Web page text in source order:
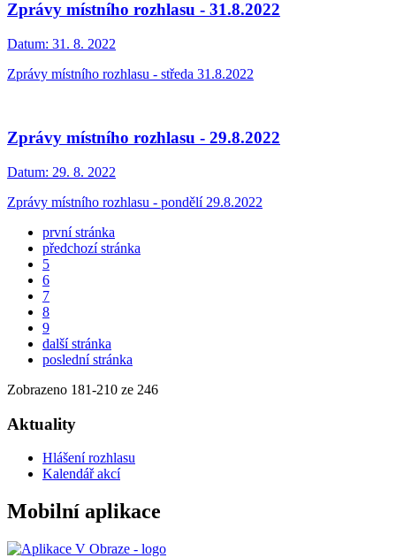
Zprávy místního rozhlasu - 31.8.2022
Datum: 31. 8. 2022
Zprávy místního rozhlasu - středa 31.8.2022
Zprávy místního rozhlasu - 29.8.2022
Datum: 29. 8. 2022
Zprávy místního rozhlasu - pondělí 29.8.2022
první stránka
předchozí stránka
5
6
7
8
9
další stránka
poslední stránka
Zobrazeno 181-210 ze 246
Aktuality
Hlášení rozhlasu
Kalendář akcí
Mobilní aplikace